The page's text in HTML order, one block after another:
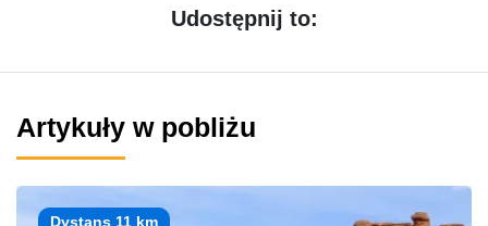
Udostępnij to:
Artykuły w pobliżu
Dystans 11 km